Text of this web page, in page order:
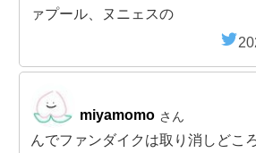
ァプール、ヌニェスの
miyamomo さん
んでファンダイクは取り消しどこ